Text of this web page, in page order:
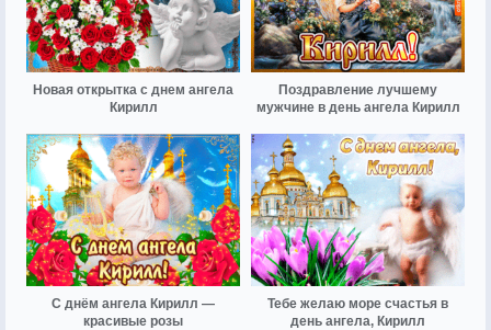
Новая открытка с днем ангела
Кирилл
Поздравление лучшему
мужчине в день ангела Кирилл
С днём ангела Кирилл —
красивые розы
Тебе желаю море счастья в
день ангела, Кирилл